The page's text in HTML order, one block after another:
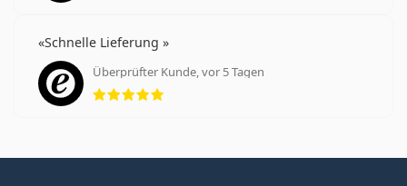
Schnelle Lieferung
Überprüfter Kunde, vor 5 Tagen
Bewertung 5 aus 5